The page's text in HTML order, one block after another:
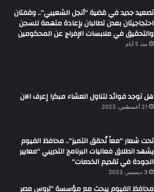
تصعيد جديد في قضية “أنجل الشعيبي”.. وقفتان
احتجاجيتان بعدن تطالبان بإعادة متهمة للسجن
والتحقيق في ملابسات الإفراج عن المحكومين
منذ 5 أيام
هل توجد فوائد لتناول العشاء مبكرا إعرف الان
21 أغسطس، 2023
تحت شعار “معاً نُحقق التميز”.. محافظ الفيوم
يشهد انطلاق فعاليات البرنامج التدريبي “معايير
الجودة في تقديم الخدمات”
3 ديسمبر، 2023
محافظ الفيوم يبحث مع مؤسسة “تروس مصر